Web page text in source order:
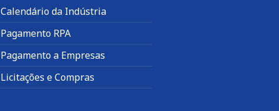
Calendário da Indústria
Pagamento RPA
Pagamento a Empresas
Licitações e Compras